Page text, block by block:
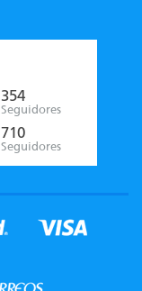
354
Seguidores
710
Seguidores